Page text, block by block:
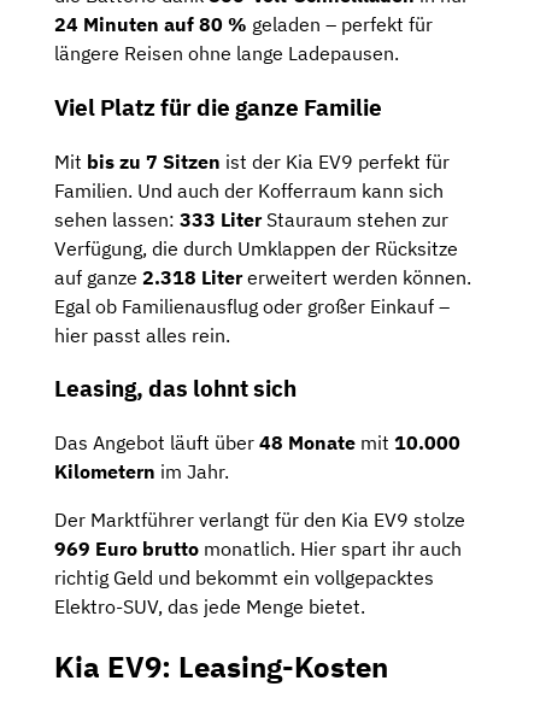
24 Minuten auf 80 % geladen – perfekt für
längere Reisen ohne lange Ladepausen.
Viel Platz für die ganze Familie
Mit bis zu 7 Sitzen ist der Kia EV9 perfekt für
Familien. Und auch der Kofferraum kann sich
sehen lassen: 333 LiterStauraum stehen zur
Verfügung, die durch Umklappen der Rücksitze
auf ganze 2.318 Litererweitert werden können.
Egal ob Familienausflug oder großer Einkauf –
hier passt alles rein.
Leasing, das lohnt sich
Das Angebot läuft über 48 Monate mit 10.000
Kilometern im Jahr.
Der Marktführer verlangt für den Kia EV9 stolze
969 Euro brutto monatlich. Hier spart ihr auch
richtig Geld und bekommt ein vollgepacktes
Elektro-SUV, das jede Menge bietet.
Kia EV9: Leasing-Kosten